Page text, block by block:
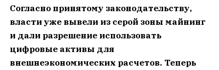
Согласно принятому законодательству,
власти уже вывели из серой зоны майнинг
и дали разрешение использовать
цифровые активы для
внешнеэкономических расчетов. Теперь